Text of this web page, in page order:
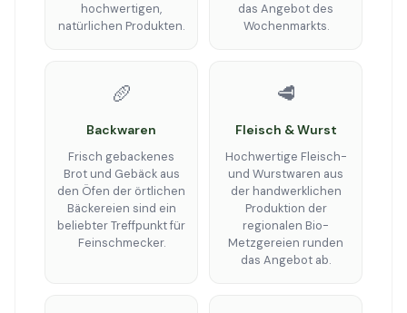
hochwertigen,
natürlichen Produkten.
das Angebot des
Wochenmarkts.
🥖
Backwaren
Frisch gebackenes
Brot und Gebäck aus
den Öfen der örtlichen
Bäckereien sind ein
beliebter Treffpunkt für
Feinschmecker.
🥩
Fleisch & Wurst
Hochwertige Fleisch-
und Wurstwaren aus
der handwerklichen
Produktion der
regionalen Bio-
Metzgereien runden
das Angebot ab.